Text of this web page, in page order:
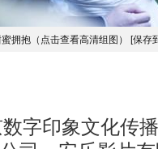
拥抱（点击查看高清组图） [保存
印象文化传播